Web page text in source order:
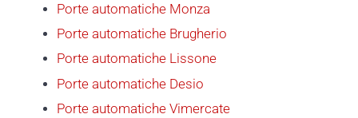
Porte automatiche Monza
Porte automatiche Brugherio
Porte automatiche Lissone
Porte automatiche Desio
Porte automatiche Vimercate